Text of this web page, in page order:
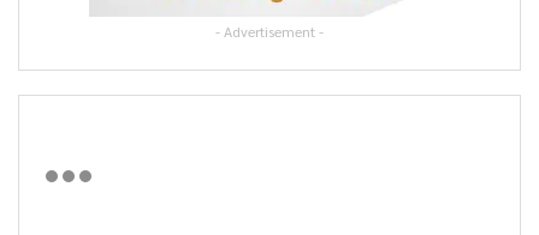
- Advertisement -